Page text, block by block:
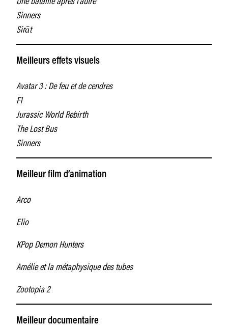
Sinners
Sirāt
Meilleurs effets visuels
Avatar 3 : De feu et de cendres
F1
Jurassic World Rebirth
The Lost Bus
Sinners
Meilleur film d’animation
Arco
Elio
KPop Demon Hunters
Amélie et la métaphysique des tubes
Zootopia 2
Meilleur documentaire